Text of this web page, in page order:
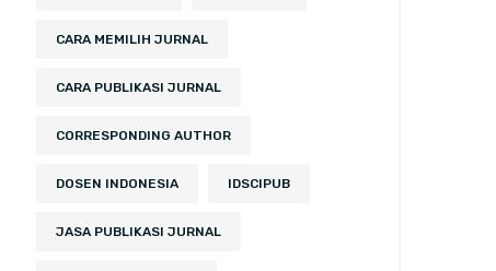
CARA MEMILIH JURNAL
CARA PUBLIKASI JURNAL
CORRESPONDING AUTHOR
DOSEN INDONESIA IDSCIPUB
JASA PUBLIKASI JURNAL